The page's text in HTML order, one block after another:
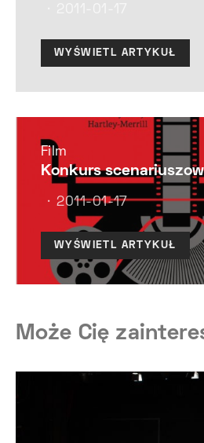
WYŚWIETL ARTYKUŁ
Film
Konkurs
2011-01-17
WYŚWIETL ARTYKUŁ
Może Cię